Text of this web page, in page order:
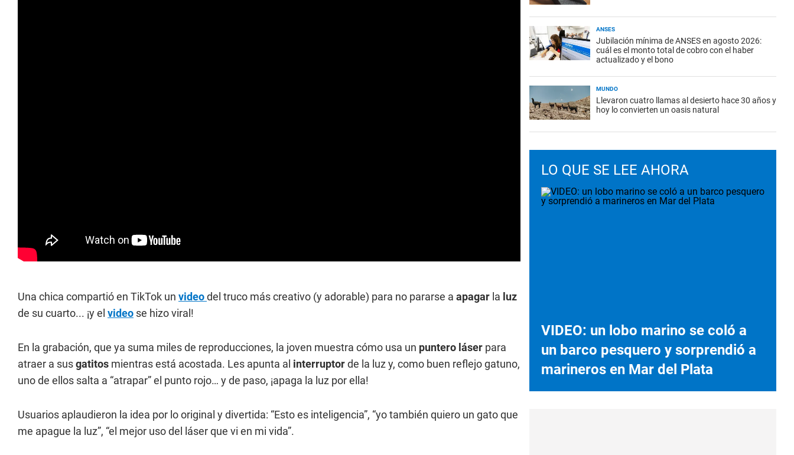
Una chica compartió en TikTok un videodel truco más creativo (y adorable) para no pararse a apagar la luz
de su cuarto... ¡y el video se hizo viral!
En la grabación, que ya suma miles de reproducciones, la joven muestra cómo usa un puntero láser para
atraer a susgatitos mientras está acostada. Les apunta al interruptorde la luz y, como buen reflejo gatuno,
uno de ellos salta a “atrapar” el punto rojo… y de paso, ¡apaga la luz por ella!
Usuarios aplaudieron la idea por lo original y divertida: “Esto es inteligencia”, “yo también quiero un gato que
me apague la luz”, “el mejor uso del láser que vi en mi vida”.
ANSES
Jubilación mínima de ANSES en agosto 2026:
cuál es el monto total de cobro con el haber
actualizado y el bono
MUNDO
Llevaron cuatro llamas al desierto hace 30 años y
hoy lo convierten un oasis natural
LO QUE SE LEE AHORA
VIDEO: un lobo marino se coló a
un barco pesquero y sorprendió a
marineros en Mar del Plata